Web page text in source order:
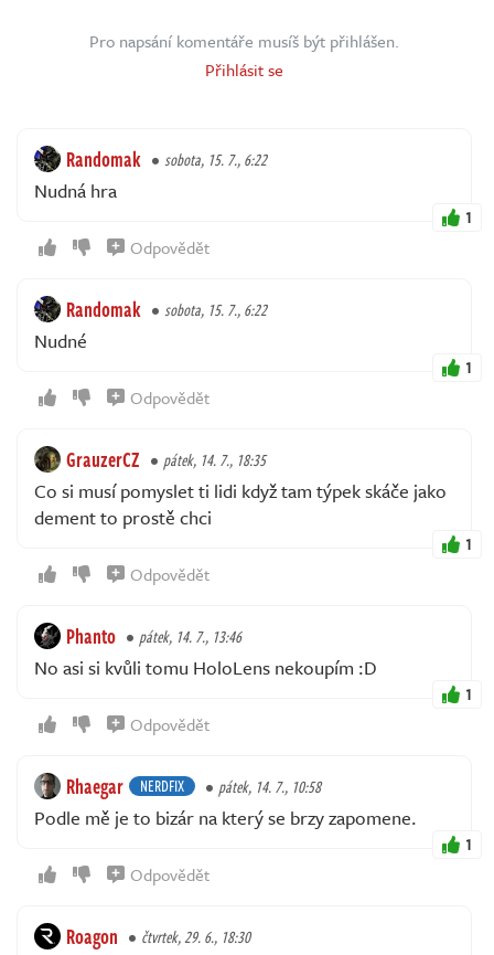
Pro napsání komentáře musíš být přihlášen.
Přihlásit se
Randomak sobota, 15. 7., 6:22
Nudná hra
1
Odpovědět
Randomak sobota, 15. 7., 6:22
Nudné
1
Odpovědět
GrauzerCZ pátek, 14. 7., 18:35
Co si musí pomyslet ti lidi když tam týpek skáče jako
dement to prostě chci
1
Odpovědět
Phanto pátek, 14. 7., 13:46
No asi si kvůli tomu HoloLens nekoupím :D
1
Odpovědět
Rhaegar NERDFIX pátek, 14. 7., 10:58
Podle mě je to bizár na který se brzy zapomene.
1
Odpovědět
Roagon čtvrtek, 29. 6., 18:30